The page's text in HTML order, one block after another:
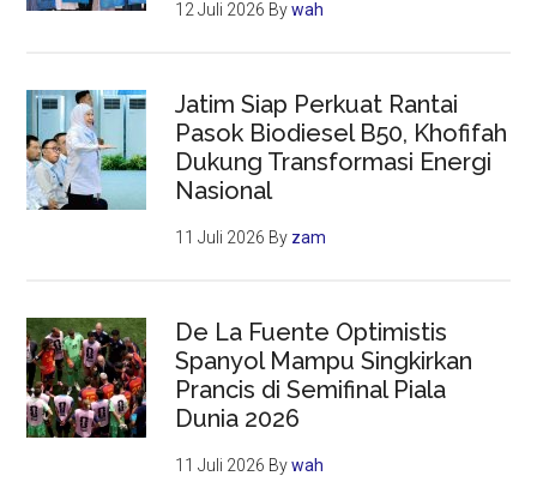
12 Juli 2026 Bywah
Jatim Siap Perkuat Rantai
Pasok Biodiesel B50, Khofifah
Dukung Transformasi Energi
Nasional
11 Juli 2026 By zam
De La Fuente Optimistis
Spanyol Mampu Singkirkan
Prancis di Semifinal Piala
Dunia 2026
11 Juli 2026 Bywah